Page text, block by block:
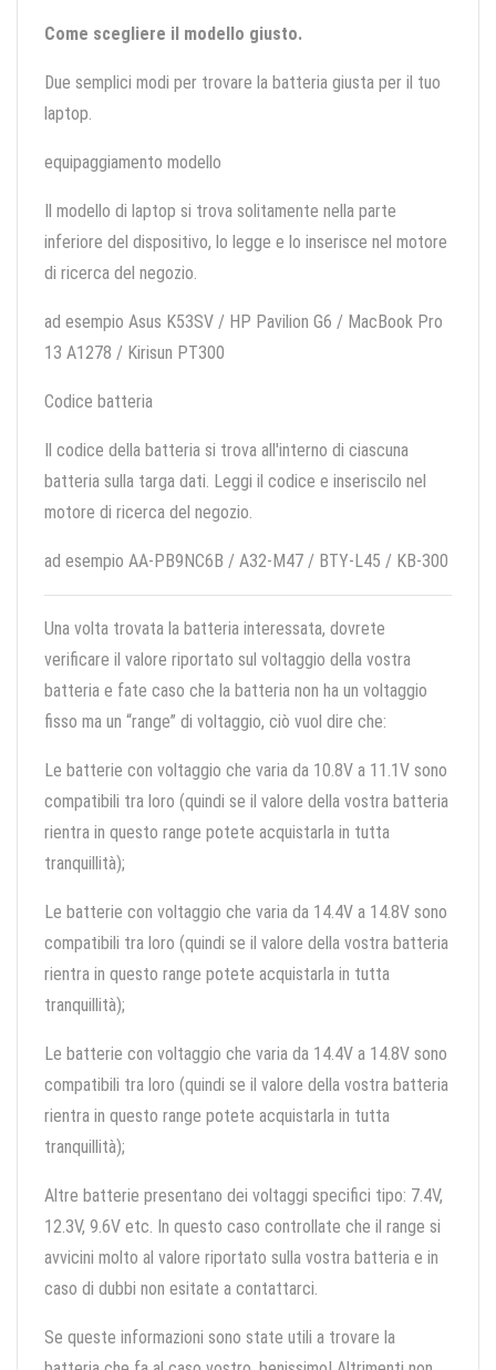
Come scegliere il modello giusto.
Due semplici modi per trovare la batteria giusta per il tuo
laptop.
equipaggiamento modello
Il modello di laptop si trova solitamente nella parte
inferiore del dispositivo, lo legge e lo inserisce nel motore
di ricerca del negozio.
ad esempio Asus K53SV / HP Pavilion G6 / MacBook Pro
13 A1278 / Kirisun PT300
Codice batteria
Il codice della batteria si trova all'interno di ciascuna
batteria sulla targa dati. Leggi il codice e inseriscilo nel
motore di ricerca del negozio.
ad esempio AA-PB9NC6B / A32-M47 / BTY-L45 / KB-300
Una volta trovata la batteria interessata, dovrete
verificare il valore riportato sul voltaggio della vostra
batteria e fate caso che la batteria non ha un voltaggio
fisso ma un “range” di voltaggio, ciò vuol dire che:
Le batterie con voltaggio che varia da 10.8V a 11.1V sono
compatibili tra loro (quindi se il valore della vostra batteria
rientra in questo range potete acquistarla in tutta
tranquillità);
Le batterie con voltaggio che varia da 14.4V a 14.8V sono
compatibili tra loro (quindi se il valore della vostra batteria
rientra in questo range potete acquistarla in tutta
tranquillità);
Le batterie con voltaggio che varia da 14.4V a 14.8V sono
compatibili tra loro (quindi se il valore della vostra batteria
rientra in questo range potete acquistarla in tutta
tranquillità);
Altre batterie presentano dei voltaggi specifici tipo: 7.4V,
12.3V, 9.6V etc. In questo caso controllate che il range si
avvicini molto al valore riportato sulla vostra batteria e in
caso di dubbi non esitate a contattarci.
Se queste informazioni sono state utili a trovare la